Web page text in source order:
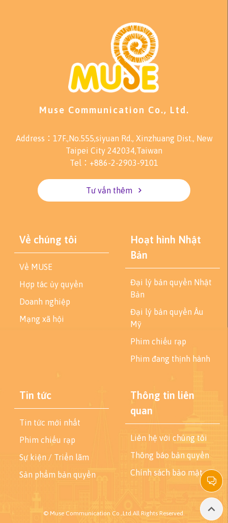
Muse Communication Co., Ltd.
Address：17F.,No.555,siyuan Rd., Xinzhuang Dist., New
Taipei City 242034,Taiwan
Tel：+886-2-2903-9101
Tư vấn thêm
Về chúng tôi
Về MUSE
Hợp tác ủy quyền
Doanh nghiệp
Mạng xã hội
Hoạt hình Nhật
Bản
Đại lý bản quyền Nhật
Bản
Đại lý bản quyền Âu
Mỹ
Phim chiếu rạp
Phim đang thịnh hành
Tin tức
Tin tức mới nhất
Phim chiếu rạp
Sự kiện / Triển lãm
Sản phẩm bản quyền
Thông tin liên
quan
Liên hệ với chúng tôi
Thông báo bản quyền
Chính sách bảo mật
© Muse Communication Co.,Ltd.All Rights Reserved.